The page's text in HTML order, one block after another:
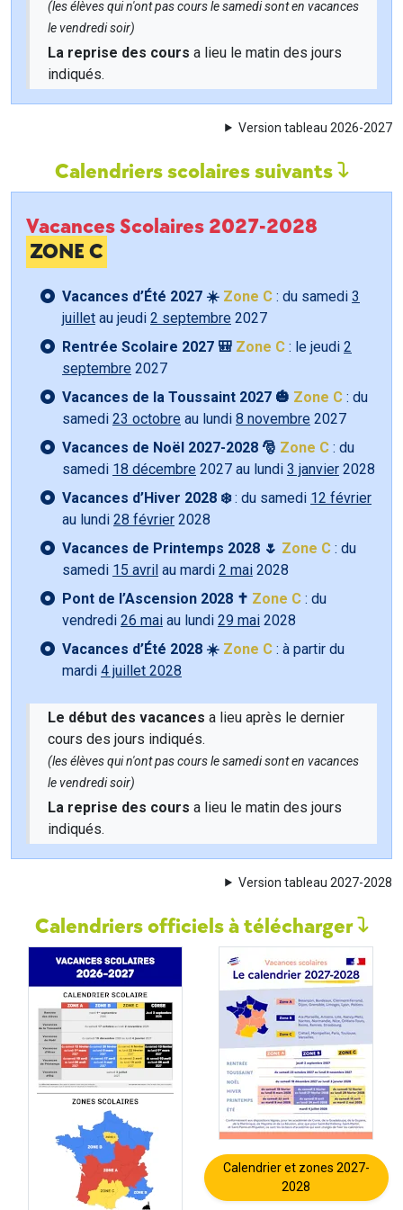
(les élèves qui n'ont pas cours le samedi sont en vacances
le vendredi soir)
La reprise des cours a lieu le matin des jours
indiqués.
Version tableau 2026-2027
Calendriers scolaires suivants
Vacances Scolaires 2027-2028
ZONE C
Vacances d’Été 2027 ☀️ Zone C : du samedi 3
juillet au jeudi 2 septembre 2027
Rentrée Scolaire 2027 🎒 Zone C : le jeudi 2
septembre 2027
Vacances de la Toussaint 2027 🎃 Zone C : du
samedi 23 octobre au lundi 8 novembre 2027
Vacances de Noël 2027-2028 🎅 Zone C : du
samedi 18 décembre 2027 au lundi 3 janvier 2028
Vacances d’Hiver 2028 ❄️: du samedi 12 février
au lundi 28 février 2028
Vacances de Printemps 2028 🌷 Zone C : du
samedi 15 avril au mardi 2 mai 2028
Pont de l’Ascension 2028 ✝️ Zone C : du
vendredi 26 mai au lundi 29 mai 2028
Vacances d’Été 2028 ☀️ Zone C : à partir du
mardi 4 juillet 2028
Le début des vacances a lieu après le dernier
cours des jours indiqués.
(les élèves qui n'ont pas cours le samedi sont en vacances
le vendredi soir)
La reprise des cours a lieu le matin des jours
indiqués.
Version tableau 2027-2028
Calendriers officiels à télécharger
Calendrier et zones 2027-
2028